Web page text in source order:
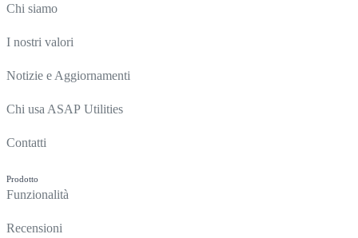
Chi siamo
I nostri valori
Notizie e Aggiornamenti
Chi usa ASAP Utilities
Contatti
Prodotto
Funzionalità
Recensioni